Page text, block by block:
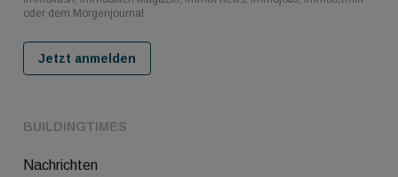
BUILDINGTIMES
Nachrichten
oder dem Morgenjournal
Jetzt anmelden